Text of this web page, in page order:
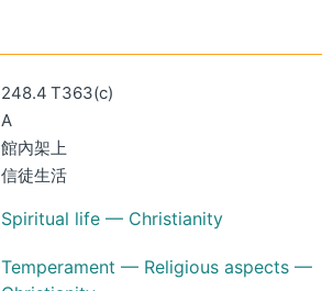
248.4 T363(c)
A
館內架上
信徒生活
Spiritual life — Christianity
Temperament — Religious aspects —